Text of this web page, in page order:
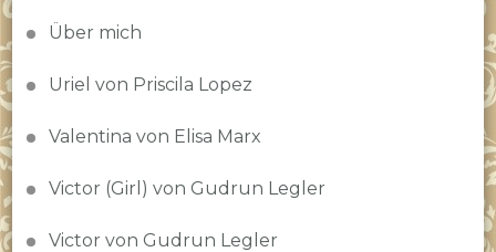
Über mich
Uriel von Priscila Lopez
Valentina von Elisa Marx
Victor (Girl) von Gudrun Legler
Victor von Gudrun Legler